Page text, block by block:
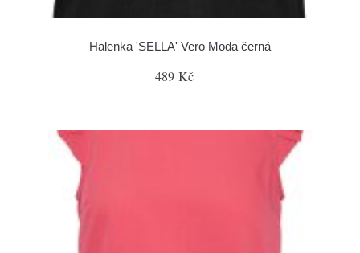
Halenka 'SELLA' Vero Moda černá
489 Kč